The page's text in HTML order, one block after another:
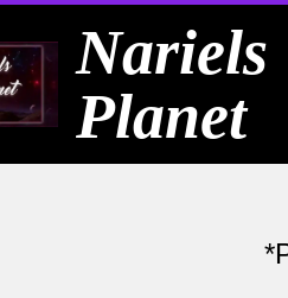
Nariels
Planet